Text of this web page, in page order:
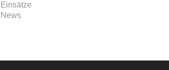
Einsätze
News